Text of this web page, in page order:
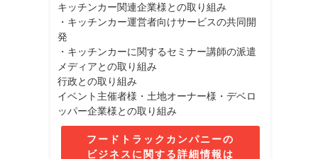
キッチンカー関連企業様との取り組み
・キッチンカー運営者向けサービスの共同開
発
・キッチンカーに関するセミナー講師の派遣
メディアとの取り組み
行政との取り組み
イベント主催者様・土地オーナー様・デベロ
ッパー企業様との取り組み
フードトラックカンパニーの
ビジネスに関する詳細情報は